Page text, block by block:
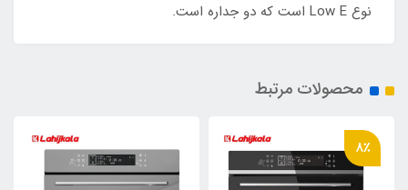
نوع Low E است که دو جداره است.
محصولات مرتبط
8٪